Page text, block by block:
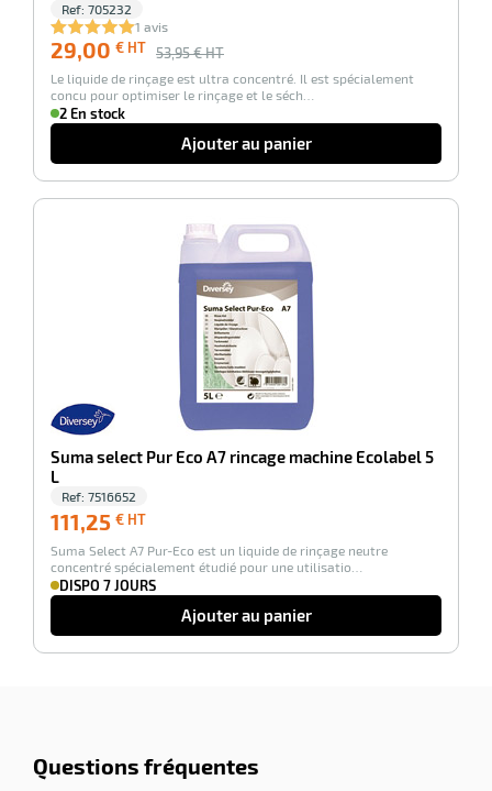
Ref: 705232
1 avis
29,00 € HT 53,95 € HT
Le liquide de rinçage est ultra concentré. Il est spécialement
concu pour optimiser le rinçage et le séch…
2 En stock
Ajouter au panier
Suma select Pur Eco A7 rincage machine Ecolabel 5
L
Ref: 7516652
111,25 € HT
HT
Suma Select A7 Pur-Eco est un liquide de rinçage neutre
concentré spécialement étudié pour une utilisatio…
DISPO 7 JOURS
Ajouter au panier
Questions fréquentes